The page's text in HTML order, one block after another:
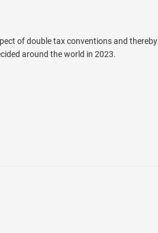
of double tax conventions and
around the world in 2023.